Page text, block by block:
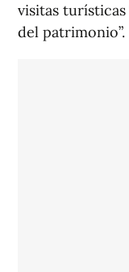
visitas turísticas
del patrimonio”.